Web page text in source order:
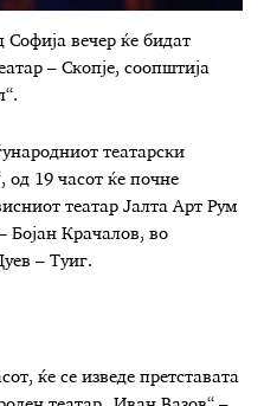
Софија вечер ќе бидат
– Скопје, соопштија
театарски
од 19 часот ќе почне
театар Јалта Арт Рум
Бојан Крачалов, во
– Туиг.
ќе се изведе претставата